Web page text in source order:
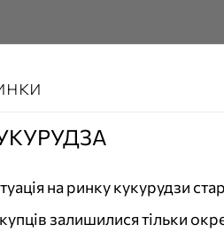
на ринку кукурудзи
залишилися тільки